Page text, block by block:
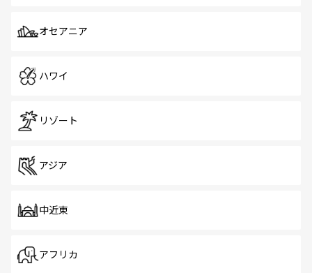
オセアニア
ハワイ
リゾート
アジア
中近東
アフリカ